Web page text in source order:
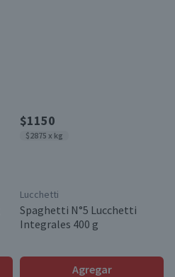
$1150
$2875 x kg
Lucchetti
Spaghetti N°5 Lucchetti
Integrales 400 g
Agregar